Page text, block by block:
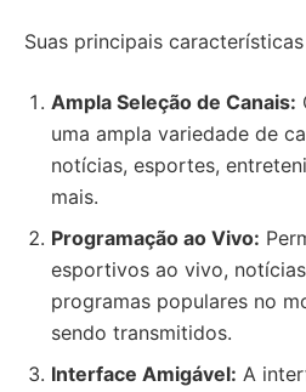
Suas principais
Ampla Seleção de Canais:
uma ampla variedade de
notícias, esportes,
mais.
Programação ao Vivo:
esportivos ao vivo,
programas populares no
sendo transmitidos.
Interface Amigável: A